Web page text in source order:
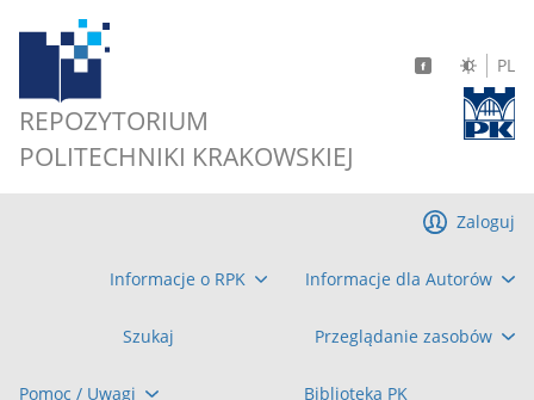
REPOZYTORIUM
POLITECHNIKI KRAKOWSKIEJ
PL
Informacje o RPK Informacje dla Autorów
Szukaj Przeglądanie zasobów
Pomoc / Uwagi Biblioteka PK
Zaloguj